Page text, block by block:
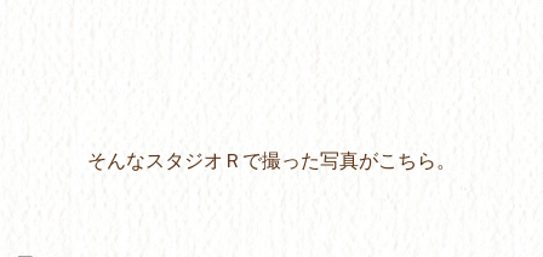
そんなスタジオＲで撮った写真がこちら。